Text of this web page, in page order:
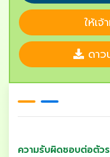
ให้เ
ดาว
ความรับผิดชอบต่อตัว